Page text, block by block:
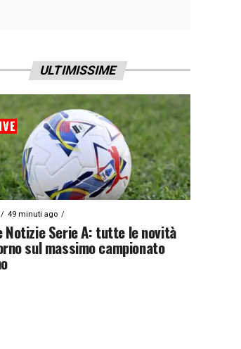
ULTIMISSIME
49 minuti ago
Notizie Serie A: tutte le novità
sul massimo campionato